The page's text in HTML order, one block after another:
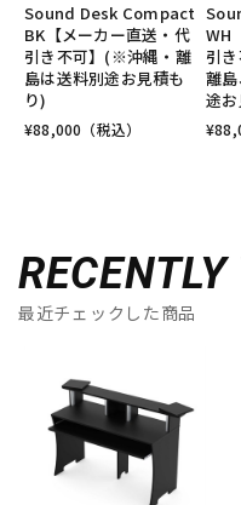
Sound Desk Compact
BK【メーカー直送・代
引き不可】(※沖縄・離
島は送料別途お見積も
り)
¥88,000 （税込）
WH
引
離
途
¥
最近チェックした商品